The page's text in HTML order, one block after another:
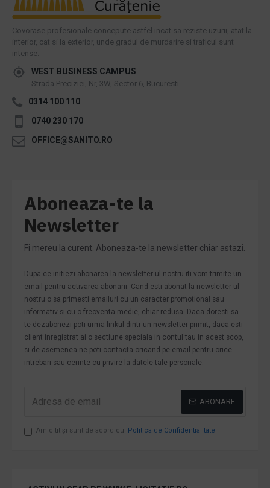
Covorase profesionale concepute astfel incat sa reziste uzurii, atat la
interior, cat si la exterior, unde gradul de murdarire si traficul sunt
intense.
WEST BUSINESS CAMPUS
Strada Preciziei, Nr, 3W, Sector 6, Bucuresti
0314 100 110
0740 230 170
OFFICE@SANITO.RO
Aboneaza-te la
Newsletter
Fi mereu la curent. Aboneaza-te la newsletter chiar astazi.
Dupa ce initiezi abonarea la newsletter-ul nostru iti vom trimite un
email pentru activarea abonarii. Cand esti abonat la newsletter-ul
nostru o sa primesti emailuri cu un caracter promotional sau
informativ si cu o frecventa medie, chiar redusa. Daca doresti sa
te dezabonezi poti urma linkul dintr-un newsletter primit, daca esti
client inregistrat ai o sectiune speciala in contul tau in acest scop,
si de asemenea ne poti contacta oricand pe email pentru orice
intrebari sau cerinte cu privire la datele tale personale.
ABONARE
Am citit şi sunt de acord cu Politica de Confidentialitate